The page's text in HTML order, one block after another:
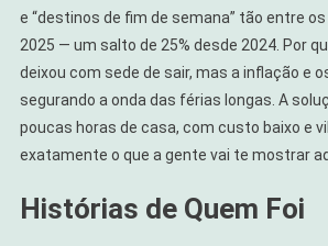
e “destinos de fim de semana” tão entre
2025 — um salto de 25% desde 2024. Por
deixou com sede de sair, mas a inflação e
segurando a onda das férias longas. A
poucas horas de casa, com custo baixo e
exatamente o que a gente vai te mostrar
Histórias de Quem Foi